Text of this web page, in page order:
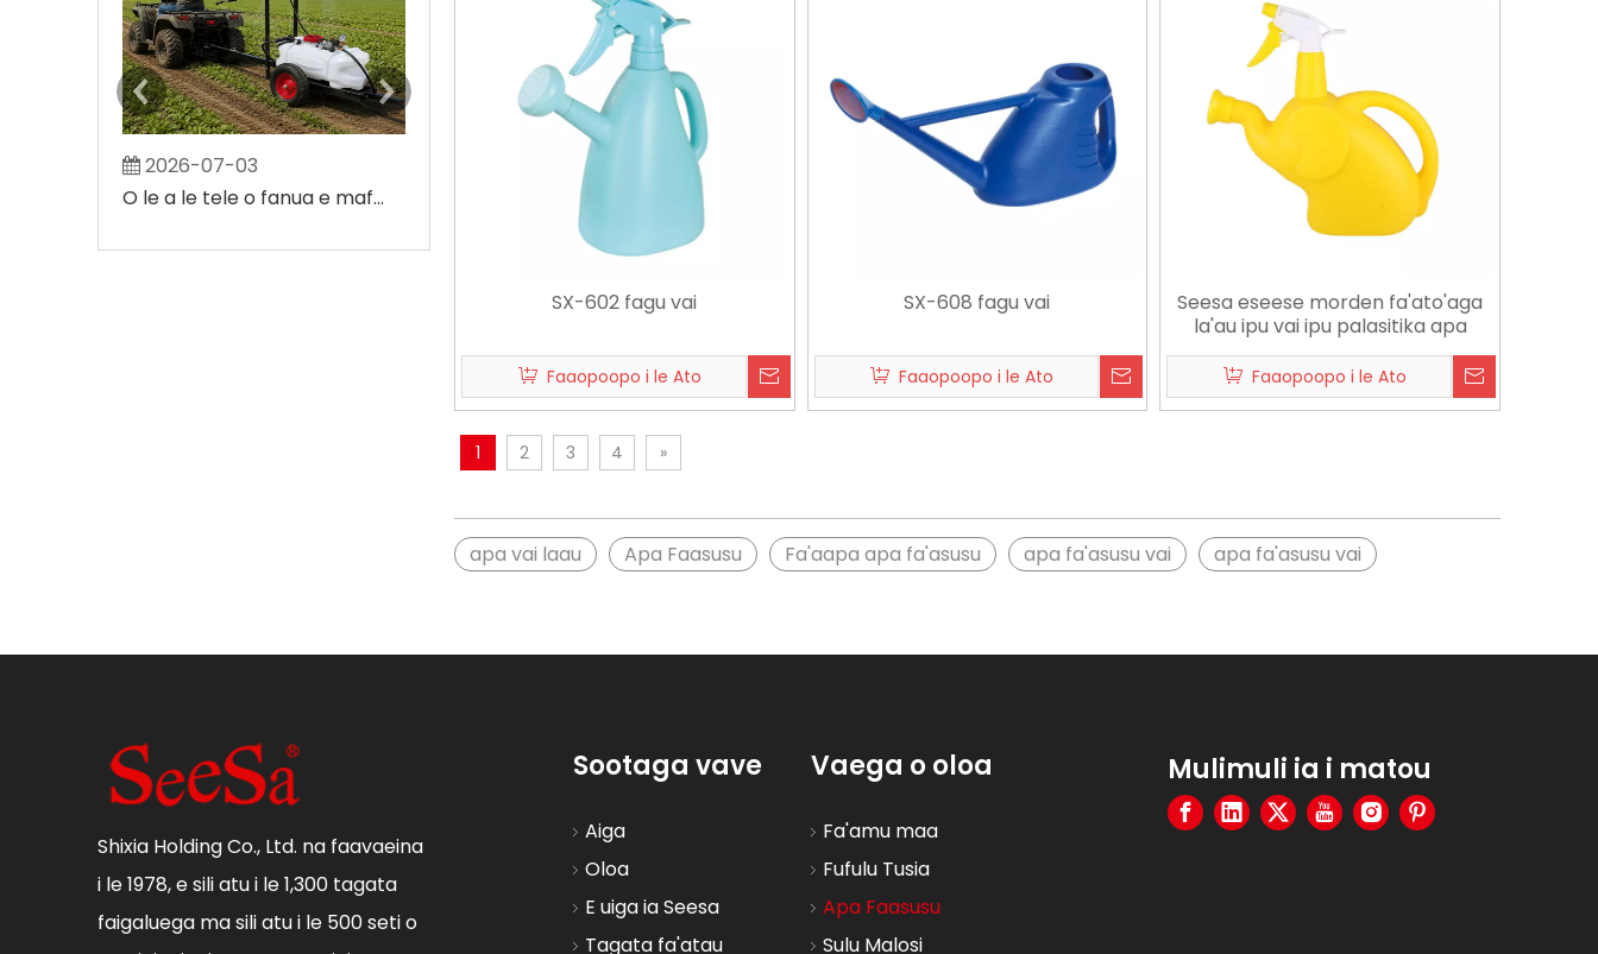
2026-07-03
O le a le tele o fanua e mafai ona ufiufiina e le ATV Fa'ato'aga?
Fa'afefea ona Filifili se Fa'au'u Fa'ato'aga ma Ta'avale: Ta'iala a le Fa'atau Sili mo Fa'atotoga Laiti & Lota Vila Tele.
2026-07-08
2026-07-06
SX-602 fagu vai
Faaopoopo i le Ato
SX-608 fagu vai
Faaopoopo i le Ato
Seesa eseese morden fa'ato'aga
la'au ipu vai ipu palasitika apa
Faaopoopo i le Ato
1 2 3 4 »
apa vai laau Apa Faasusu Fa'aapa apa fa'asusu apa fa'asusu vai apa fa'asusu vai
Shixia Holding Co., Ltd. na faavaeina
i le 1978, e sili atu i le 1,300 tagata
faigaluega ma sili atu i le 500 seti o
Sootaga vave
Aiga
Oloa
E uiga ia Seesa
Tagata fa'atau
Vaega o oloa
Fa'amu maa
Fufulu Tusia
Apa Faasusu
Sulu Malosi
Mulimuli ia i matou